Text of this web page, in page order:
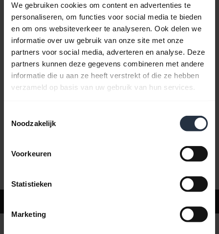
We gebruiken cookies om content en advertenties te
personaliseren, om functies voor social media te bieden
en om ons websiteverkeer te analyseren. Ook delen we
informatie over uw gebruik van onze site met onze
partners voor social media, adverteren en analyse. Deze
partners kunnen deze gegevens combineren met andere
informatie die u aan ze heeft verstrekt of die ze hebben
verzameld op basis van uw gebruik van hun services.
Noodzakelijk
Voorkeuren
Statistieken
Marketing
Bluetooth-koppelgids
Veelgestelde vragen
Productdocumenten